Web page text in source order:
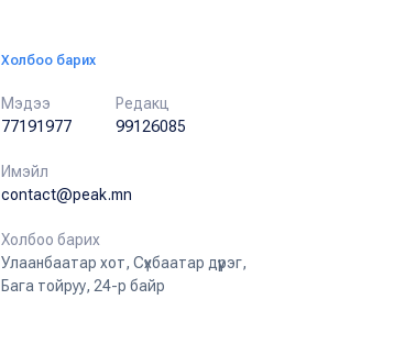
Холбоо барих
Мэдээ
77191977
Редакц
99126085
Имэйл
contact@peak.mn
Холбоо барих
Улаанбаатар хот, Сүхбаатар дүүрэг,
Бага тойруу, 24-р байр